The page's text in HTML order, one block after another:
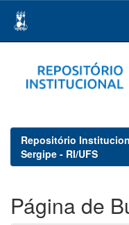
navigation
Repositório
Sergipe - RI/UFS
Página de